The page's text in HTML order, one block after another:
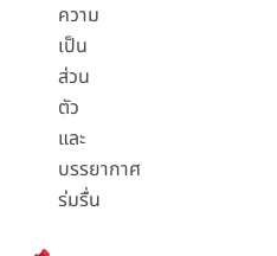
ความ
เป็น
ส่วน
ตัว
และ
บรรยากาศ
ร่มรื่น